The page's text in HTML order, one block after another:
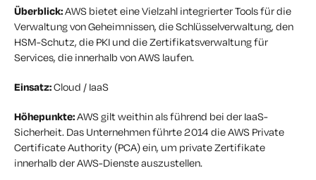
Überblick:AWS bietet eine Vielzahl integrierter Tools für die
Verwaltung von Geheimnissen, die Schlüsselverwaltung, den
HSM-Schutz, die PKI und die Zertifikatsverwaltung für
Services, die innerhalb von AWS laufen.
Einsatz:Cloud / IaaS
Höhepunkte:AWS gilt weithin als führend bei der IaaS-
Sicherheit. Das Unternehmen führte 2014 die AWS Private
Certificate Authority (PCA) ein, um private Zertifikate
innerhalb der AWS-Dienste auszustellen.